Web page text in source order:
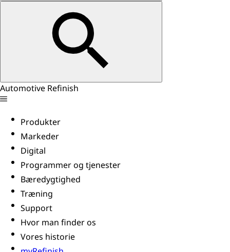
Automotive Refinish
Produkter
Markeder
Digital
Programmer og tjenester
Bæredygtighed
Træning
Support
Hvor man finder os
Vores historie